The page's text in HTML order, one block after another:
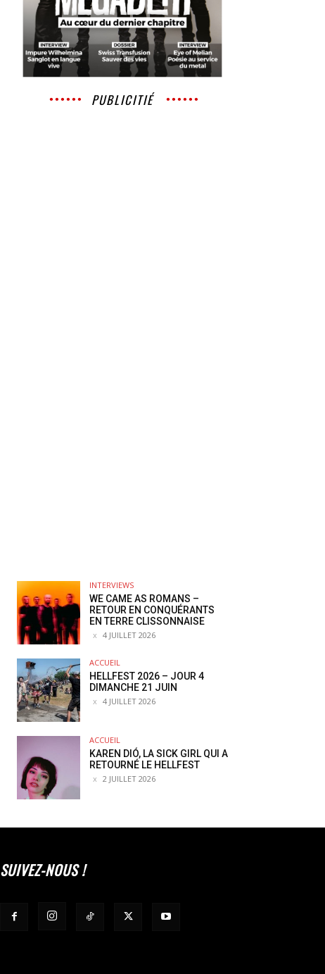
PUBLICITIÉ
INTERVIEWS
WE CAME AS ROMANS –
RETOUR EN CONQUÉRANTS
EN TERRE CLISSONNAISE
4 JUILLET 2026
ACCUEIL
HELLFEST 2026 – JOUR 4
DIMANCHE 21 JUIN
4 JUILLET 2026
ACCUEIL
KAREN DIÓ, LA SICK GIRL QUI A
RETOURNÉ LE HELLFEST
2 JUILLET 2026
SUIVEZ-NOUS !